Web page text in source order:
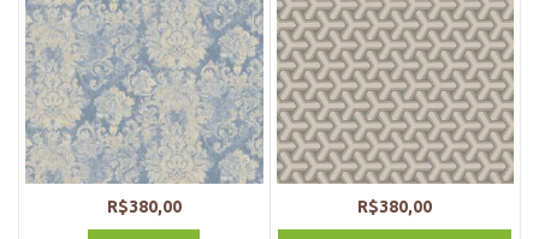
R$380,00 R$380,00